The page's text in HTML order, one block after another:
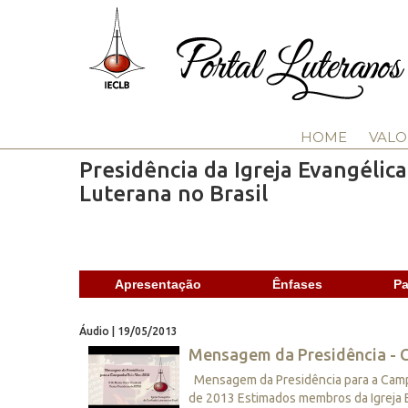
HOME
Presidência da Igreja
Luterana no Brasil
Apresentação Ênfases
Áudio | 19/05/2013
Mensagem da Presidência -
Mensagem da Presidência para a
de 2013 Estimados membros da